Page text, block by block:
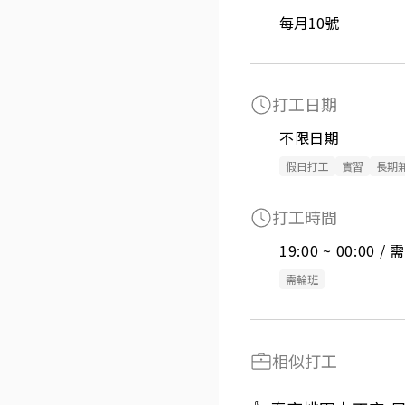
每月10號
打工日期
不限日期
假日打工 實習 長期
打工時間
19:00 ~ 00:00 /
需輪班
相似打工